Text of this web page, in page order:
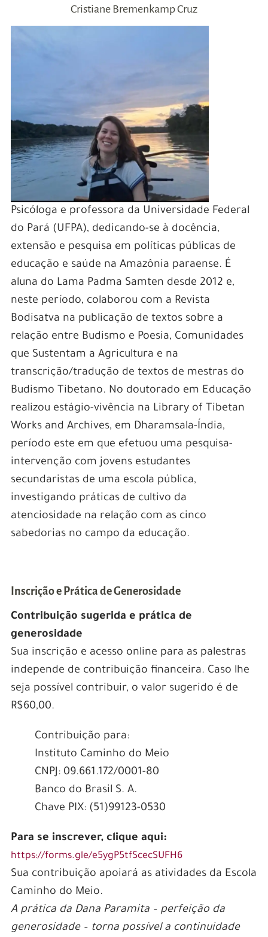
Cristiane Bremenkamp Cruz
Psicóloga e professora da Universidade Federal
do Pará (UFPA), dedicando-se à docência,
extensão e pesquisa em políticas públicas de
educação e saúde na Amazônia paraense. É
aluna do Lama Padma Samten desde 2012 e,
neste período, colaborou com a Revista
Bodisatva na publicação de textos sobre a
relação entre Budismo e Poesia, Comunidades
que Sustentam a Agricultura e na
transcrição/tradução de textos de mestras do
Budismo Tibetano. No doutorado em Educação
realizou estágio-vivência na Library of Tibetan
Works and Archives, em Dharamsala-Índia,
período este em que efetuou uma pesquisa-
intervenção com jovens estudantes
secundaristas de uma escola pública,
investigando práticas de cultivo da
atenciosidade na relação com as cinco
sabedorias no campo da educação.
Inscrição e Prática de Generosidade
Contribuição sugerida e prática de
generosidade
Sua inscrição e acesso online para as palestras
independe de contribuição financeira. Caso lhe
seja possível contribuir, o valor sugerido é de
R$60,00.
Contribuição para:
Instituto Caminho do Meio
CNPJ: 09.661.172/0001-80
Banco do Brasil S. A.
Chave PIX: (51)99123-0530
Para se inscrever, clique aqui:
https://forms.gle/e5ygP5tfScecSUFH6
Sua contribuição apoiará as atividades da Escola
Caminho do Meio.
A prática da Dana Paramita – perfeição da
generosidade – torna possível a continuidade